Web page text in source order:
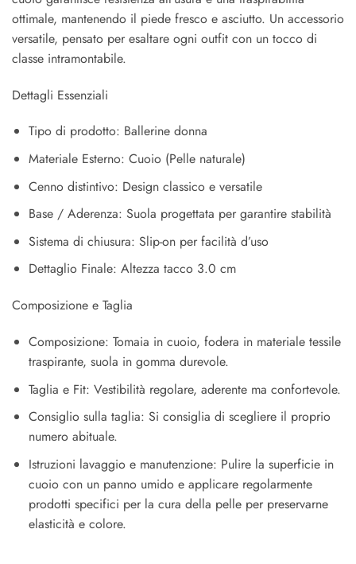
ottimale, mantenendo il piede fresco e asciutto. Un accessorio
versatile, pensato per esaltare ogni outfit con un tocco di
classe intramontabile.
Dettagli Essenziali
Tipo di prodotto: Ballerine donna
Materiale Esterno: Cuoio (Pelle naturale)
Cenno distintivo: Design classico e versatile
Base / Aderenza: Suola progettata per garantire stabilità
Sistema di chiusura: Slip-on per facilità d’uso
Dettaglio Finale: Altezza tacco 3.0 cm
Composizione e Taglia
Composizione: Tomaia in cuoio, fodera in materiale tessile
traspirante, suola in gomma durevole.
Taglia e Fit: Vestibilità regolare, aderente ma confortevole.
Consiglio sulla taglia: Si consiglia di scegliere il proprio
numero abituale.
Istruzioni lavaggio e manutenzione: Pulire la superficie in
cuoio con un panno umido e applicare regolarmente
prodotti specifici per la cura della pelle per preservarne
elasticità e colore.